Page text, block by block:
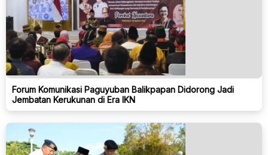
Forum Komunikasi Paguyuban Balikpapan Didorong Jadi
Jembatan Kerukunan di Era IKN